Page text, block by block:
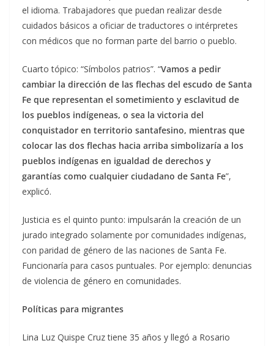
el idioma. Trabajadores que puedan realizar desde
cuidados básicos a oficiar de traductores o intérpretes
con médicos que no forman parte del barrio o pueblo.
Cuarto tópico: “Símbolos patrios”. “Vamos a pedir
cambiar la dirección de las flechas del escudo de Santa
Fe que representan el sometimiento y esclavitud de
los pueblos indígeneas, o sea la victoria del
conquistador en territorio santafesino, mientras que
colocar las dos flechas hacia arriba simbolizaría a los
pueblos indígenas en igualdad de derechos y
garantías como cualquier ciudadano de Santa Fe”,
explicó.
Justicia es el quinto punto: impulsarán la creación de un
jurado integrado solamente por comunidades indígenas,
con paridad de género de las naciones de Santa Fe.
Funcionaría para casos puntuales. Por ejemplo: denuncias
de violencia de género en comunidades.
Políticas para migrantes
Lina Luz Quispe Cruz tiene 35 años y llegó a Rosario